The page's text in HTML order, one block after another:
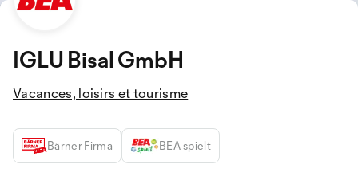
IGLU Bisal GmbH
Vacances, loisirs et tourisme
Bärner Firma BEA spielt